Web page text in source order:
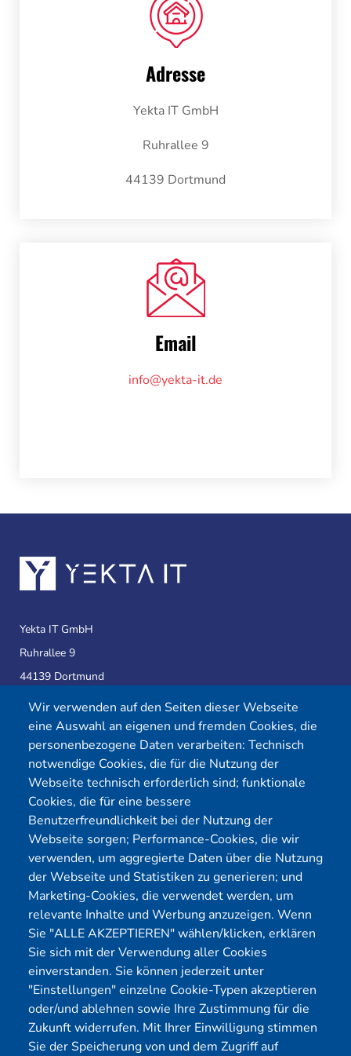
Adresse
Yekta IT GmbH
Ruhrallee 9
44139 Dortmund
Email
info@yekta-it.de
Wir verwenden auf den Seiten dieser Webseite
eine Auswahl an eigenen und fremden Cookies, die
personenbezogene Daten verarbeiten: Technisch
notwendige Cookies, die für die Nutzung der
Webseite technisch erforderlich sind; funktionale
Cookies, die für eine bessere
Benutzerfreundlichkeit bei der Nutzung der
Webseite sorgen; Performance-Cookies, die wir
verwenden, um aggregierte Daten über die Nutzung
der Webseite und Statistiken zu generieren; und
Marketing-Cookies, die verwendet werden, um
relevante Inhalte und Werbung anzuzeigen. Wenn
Sie "ALLE AKZEPTIEREN" wählen/klicken, erklären
Sie sich mit der Verwendung aller Cookies
einverstanden. Sie können jederzeit unter
"Einstellungen" einzelne Cookie-Typen akzeptieren
oder/und ablehnen sowie Ihre Zustimmung für die
Zukunft widerrufen. Mit Ihrer Einwilligung stimmen
Sie der Speicherung von und dem Zugriff auf
Yekta IT GmbH
Ruhrallee 9
44139 Dortmund
Telefon:0231 39814905
E-Mail:
info@yekta-it.de
(Mo.-Fr.9-17 Uhr)
Menü
Cybersecurity
Pentest Anbieter
Pentest Kosten Rechner
KMU CyberRisikoCheck
OT-Security
Physical Pentest
Über uns
Förderungen
Kontakt
Blog
Karriere
Datenschutz
Impressum